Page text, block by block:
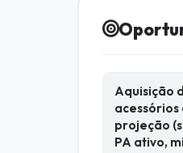
Aquisição
acessórios
projeção
PA ativo,